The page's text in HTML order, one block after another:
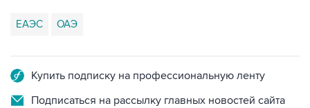
ЕАЭС ОАЭ
Купить подписку на профессиональную ленту
Подписаться на рассылку главных новостей сайта